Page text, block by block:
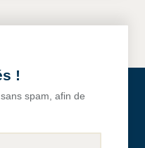
!
spam, afin de